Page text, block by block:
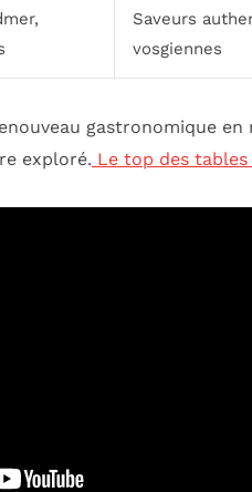
Saveurs
vosgiennes
gastronomique
exploré. Le top des tables